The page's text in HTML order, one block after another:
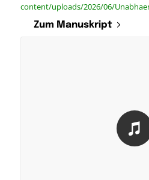
content/uploads/2026/06/
Zum Manuskript